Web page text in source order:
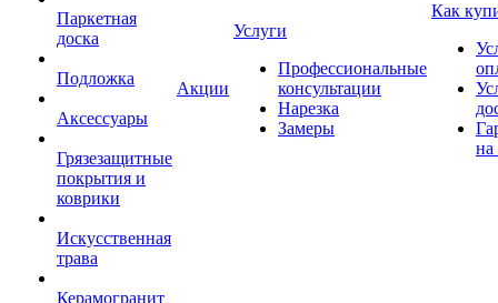
Паркетная
доска
Подложка
Аксессуары
Грязезащитные
покрытия и
коврики
Искусственная
трава
Керамогранит
Акции
Услуги
Профессиональные
консультации
Нарезка
Замеры
Как
на